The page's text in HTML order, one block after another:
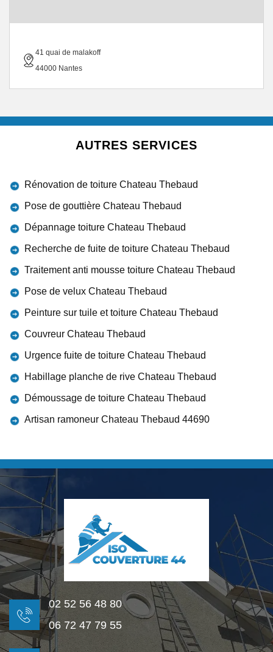
41 quai de malakoff
44000 Nantes
AUTRES SERVICES
Rénovation de toiture Chateau Thebaud
Pose de gouttière Chateau Thebaud
Dépannage toiture Chateau Thebaud
Recherche de fuite de toiture Chateau Thebaud
Traitement anti mousse toiture Chateau Thebaud
Pose de velux Chateau Thebaud
Peinture sur tuile et toiture Chateau Thebaud
Couvreur Chateau Thebaud
Urgence fuite de toiture Chateau Thebaud
Habillage planche de rive Chateau Thebaud
Démoussage de toiture Chateau Thebaud
Artisan ramoneur Chateau Thebaud 44690
02 52 56 48 80
06 72 47 79 55